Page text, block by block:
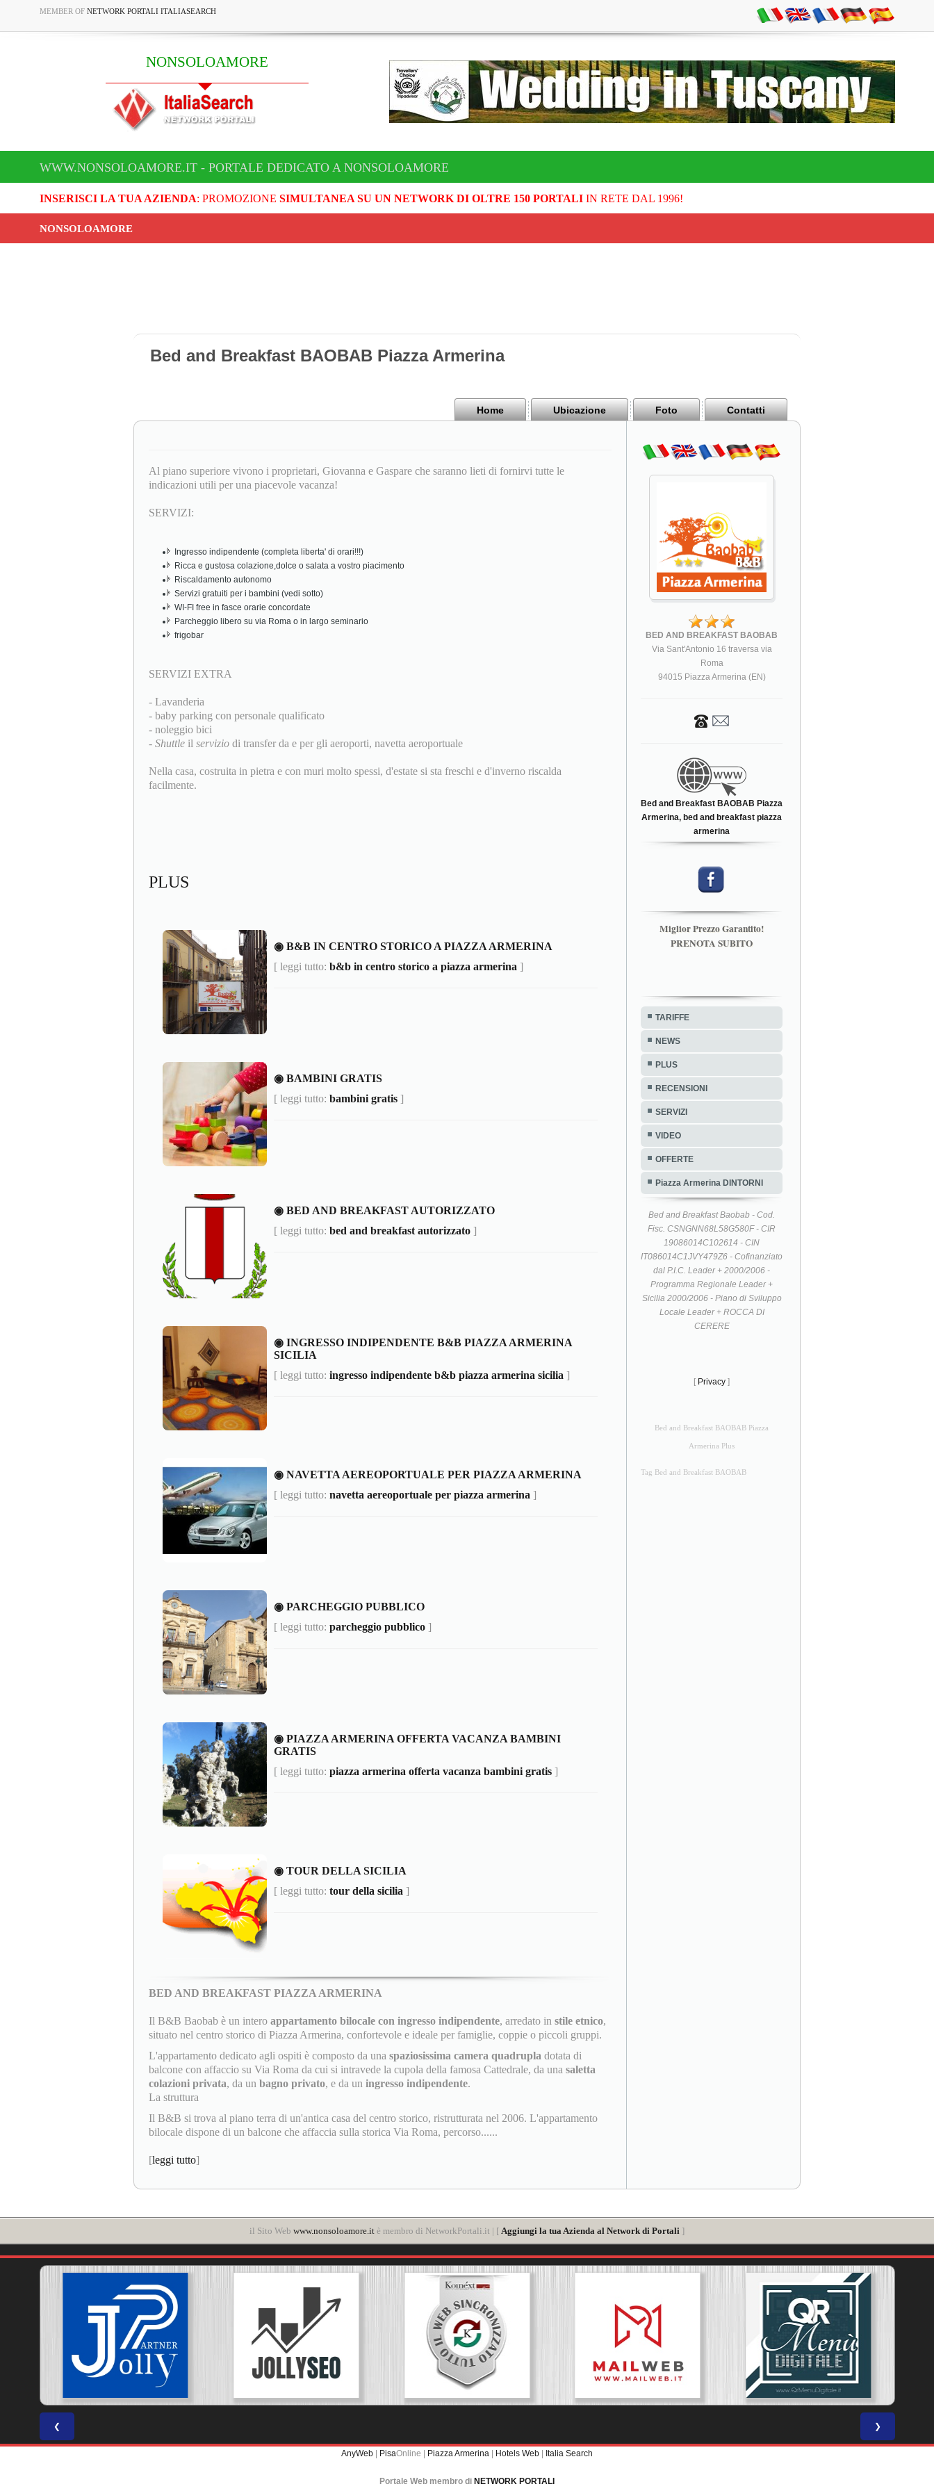
MEMBER OF NETWORK PORTALI ITALIASEARCH
NONSOLOAMORE
WWW.NONSOLOAMORE.IT - PORTALE DEDICATO A NONSOLOAMORE
INSERISCI LA TUA AZIENDA: PROMOZIONE SIMULTANEA SU UN NETWORK DI OLTRE 150 PORTALIIN RETE DAL 1996!
NONSOLOAMORE
Bed and Breakfast BAOBAB Piazza Armerina
Home Ubicazione Foto Contatti
Al piano superiore vivono i proprietari, Giovanna e Gaspare che saranno lieti di fornirvi tutte le
indicazioni utili per una piacevole vacanza!
SERVIZI:
Ingresso indipendente (completa liberta' di orari!!!)
Ricca e gustosa colazione,dolce o salata a vostro piacimento
Riscaldamento autonomo
Servizi gratuiti per i bambini (vedi sotto)
WI-FI free in fasce orarie concordate
Parcheggio libero su via Roma o in largo seminario
frigobar
SERVIZI EXTRA
- Lavanderia
- baby parking con personale qualificato
- noleggio bici
- Shuttle il servizio di transfer da e per gli aeroporti, navetta aeroportuale
Nella casa, costruita in pietra e con muri molto spessi, d'estate si sta freschi e d'inverno riscalda
facilmente.
PLUS
◉ B&B IN CENTRO STORICO A PIAZZA ARMERINA
[ leggi tutto: b&b in centro storico a piazza armerina ]
◉ BAMBINI GRATIS
[ leggi tutto: bambini gratis ]
◉ BED AND BREAKFAST AUTORIZZATO
[ leggi tutto: bed and breakfast autorizzato ]
◉ INGRESSO INDIPENDENTE B&B PIAZZA ARMERINA
SICILIA
[ leggi tutto: ingresso indipendente b&b piazza armerina sicilia ]
◉ NAVETTA AEREOPORTUALE PER PIAZZA ARMERINA
[ leggi tutto: navetta aereoportuale per piazza armerina ]
◉ PARCHEGGIO PUBBLICO
[ leggi tutto: parcheggio pubblico ]
◉ PIAZZA ARMERINA OFFERTA VACANZA BAMBINI
GRATIS
[ leggi tutto: piazza armerina offerta vacanza bambini gratis ]
◉ TOUR DELLA SICILIA
[ leggi tutto: tour della sicilia ]
BED AND BREAKFAST PIAZZA ARMERINA
Il B&B Baobab è un intero appartamento bilocale con ingresso indipendente, arredato in stile etnico,
situato nel centro storico di Piazza Armerina, confortevole e ideale per famiglie, coppie o piccoli gruppi.
L'appartamento dedicato agli ospiti è composto da una spaziosissima camera quadrupla dotata di
balcone con affaccio su Via Roma da cui si intravede la cupola della famosa Cattedrale, da una saletta
colazioni privata, da un bagno privato, e da un ingresso indipendente.
La struttura
Il B&B si trova al piano terra di un'antica casa del centro storico, ristrutturata nel 2006. L'appartamento
bilocale dispone di un balcone che affaccia sulla storica Via Roma, percorso......
[leggi tutto]
BED AND BREAKFAST BAOBAB
Via Sant'Antonio 16 traversa via
Roma
94015 Piazza Armerina (EN)
Bed and Breakfast BAOBAB Piazza
Armerina, bed and breakfast piazza
armerina
Miglior Prezzo Garantito!
PRENOTA SUBITO
TARIFFE
NEWS
PLUS
RECENSIONI
SERVIZI
VIDEO
OFFERTE
Piazza Armerina DINTORNI
Bed and Breakfast Baobab - Cod.
Fisc. CSNGNN68L58G580F - CIR
19086014C102614 - CIN
IT086014C1JVY479Z6 - Cofinanziato
dal P.I.C. Leader + 2000/2006 -
Programma Regionale Leader +
Sicilia 2000/2006 - Piano di Sviluppo
Locale Leader + ROCCA DI
CERERE
[ Privacy ]
Bed and Breakfast BAOBAB Piazza
Armerina Plus
Tag Bed and Breakfast BAOBAB
il Sito Web www.nonsoloamore.it è membro di NetworkPortali.it | [ Aggiungi la tua Azienda al Network di Portali ]
❮ ❯
AnyWeb | PisaOnline | Piazza Armerina | Hotels Web | Italia Search
Portale Web membro di NETWORK PORTALI